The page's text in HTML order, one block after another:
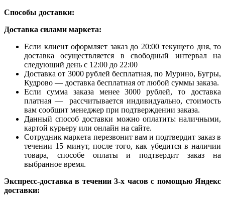
Способы доставки:
Доставка силами маркета:
Если клиент оформляет заказ до 20:00 текущего дня, то
доставка осуществляется в свободный интервал на
следующий день с 12:00 до 22:00
Доставка от 3000 рублей бесплатная, по Мурино, Бугры,
Кудрово — доставка бесплатная от любой суммы заказа.
Если сумма заказа менее 3000 рублей, то доставка
платная — рассчитывается индивидуально, стоимость
вам сообщит менеджер при подтверждении заказа.
Данный способ доставки можно оплатить: наличными,
картой курьеру или онлайн на сайте.
Сотрудник маркета перезвонит вам и подтвердит заказ в
течении 15 минут, после того, как убедится в наличии
товара, способе оплаты и подтвердит заказ на
выбранное время.
Экспресс-доставка в течении 3-х часов с помощью Яндекс
доставки: